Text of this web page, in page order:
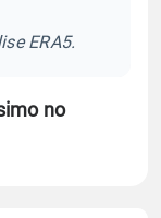
ERA5.
no